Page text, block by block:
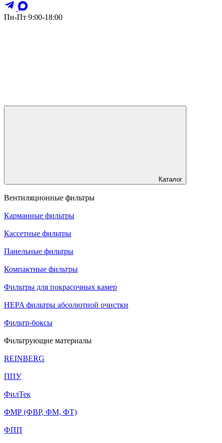
Пн-Пт 9:00-18:00
Каталог
Вентиляционные фильтры
Карманные фильтры
Кассетные фильтры
Панельные фильтры
Компактные фильтры
Фильтры для покрасочных камер
HEPA фильтры абсолютной очистки
Фильтр-боксы
Фильтрующие материалы
REINBERG
ППУ
ФилТек
ФМР (ФВР, ФМ, ФТ)
ФПП